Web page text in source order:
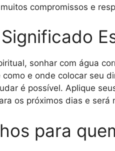
compromissos e
sonhar com água
e onde colocar seu
é possível. Aplique
os próximos dias e será
para